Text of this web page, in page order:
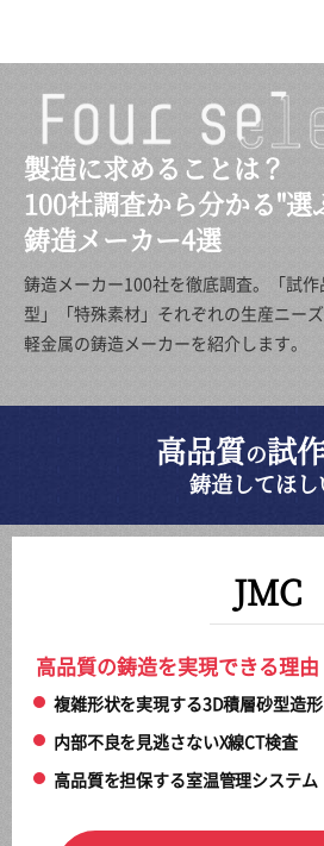
製造に求めることは？
100社調査から分かる"選
鋳造メーカー4選
鋳造メーカー100社を徹底調査。「試
型」「特殊素材」それぞれの生産ニー
軽金属の鋳造メーカーを紹介します。
高品質の試
鋳造してほし
JMC
高品質の鋳造を実現できる理由
複雑形状を実現する3D積層砂型造形
内部不良を見逃さないX線CT検査
高品質を担保する室温管理システム